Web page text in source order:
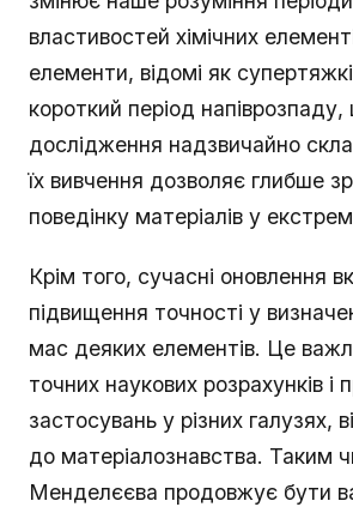
властивостей хімічних
елементи, відомі як
короткий період напіврозпаду,
дослідження надзвичайно
їх вивчення дозволяє глибше
поведінку матеріалів у
Крім того, сучасні оновлення
підвищення точності у
мас деяких елементів. Це
точних наукових розрахунків і
застосувань у різних галузях,
до матеріалознавства. Таким
Менделєєва продовжує бути